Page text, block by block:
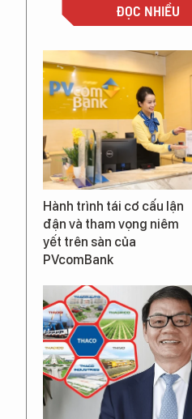
ĐỌC NHIỀU
Hành trình tái cơ cấu lận
đận và tham vọng niêm
yết trên sàn của
PVcomBank